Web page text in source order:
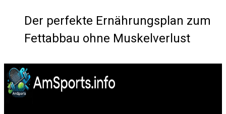
Der perfekte Ernährungsplan zum
Fettabbau ohne Muskelverlust